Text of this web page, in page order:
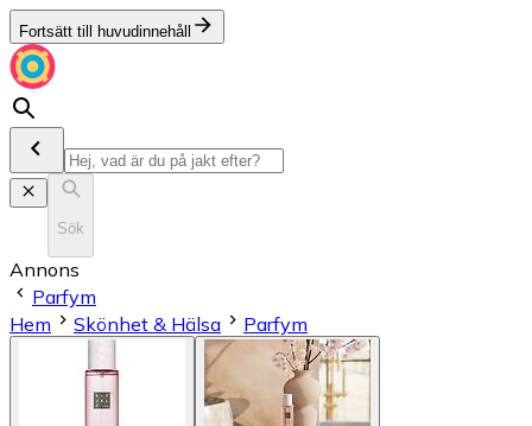
Fortsätt till huvudinnehåll
Sök
Annons
Parfym
Hem
Skönhet & Hälsa Parfym